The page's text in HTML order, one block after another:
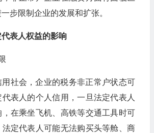
步限制企业的发展和扩张。
表人权益的影响
社会，企业的税务非正常户状态可
表人的个人信用，一旦法定代表人
，在乘坐飞机、高铁等交通工具时可
定代表人可能无法购买头等舱、商